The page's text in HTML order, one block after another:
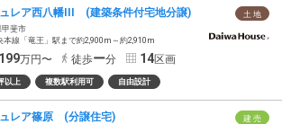
土 地
レア西八幡III (建築条件付宅地分譲)
甲斐市
本線「竜王」駅まで約2,900m～約2,910m
万円〜 徒歩ー分 14区画
以上 複数駅利用可 自由設計
建 売
レア篠原 (分譲住宅)